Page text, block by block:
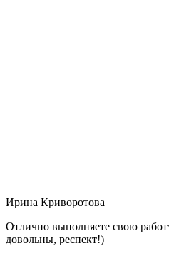
Ирина Криворотова
Отлично выполняете свою
довольны, респект!)